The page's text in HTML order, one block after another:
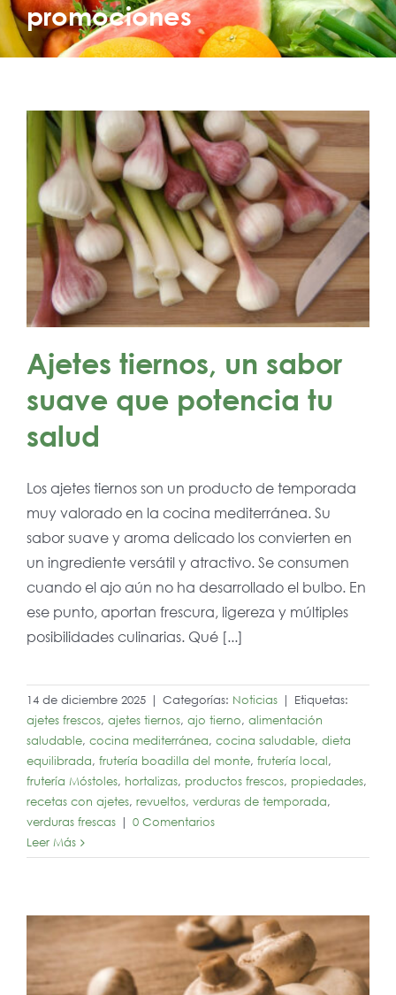
promociones
Ajetes tiernos, un sabor
suave que potencia tu
salud
Los ajetes tiernos son un producto de temporada
muy valorado en la cocina mediterránea. Su
sabor suave y aroma delicado los convierten en
un ingrediente versátil y atractivo. Se consumen
cuando el ajo aún no ha desarrollado el bulbo. En
ese punto, aportan frescura, ligereza y múltiples
posibilidades culinarias. Qué [...]
14 de diciembre 2025 | Categorías: Noticias | Etiquetas:
ajetes frescos, ajetes tiernos, ajo tierno, alimentación
saludable, cocina mediterránea, cocina saludable, dieta
equilibrada, frutería boadilla del monte, frutería local,
frutería Móstoles, hortalizas, productos frescos, propiedades,
recetas con ajetes, revueltos, verduras de temporada,
verduras frescas | 0 Comentarios
Leer Más